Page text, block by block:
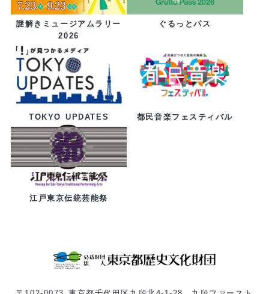
謎解きミュージアムラリー
2026
ぐるっとパス
TOKYO UPDATES 都民音楽フェスティバル
江戸東京伝統芸能祭